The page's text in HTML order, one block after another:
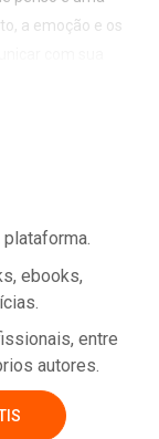
a emoção e os
com sua
e a
em você, que
adulto, pois, ao
e a
é otimizar o
informações e
Saia do
alunos!
ebooks,
entre
autores.